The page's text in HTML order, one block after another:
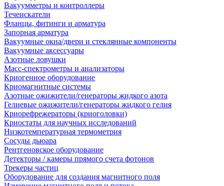
Вакуумметры и контроллеры
Течеискатели
Фланцы, фитинги и арматура
Запорная арматура
Вакуумные окна/двери и стеклянные компоненты
Вакуумные аксессуары
Азотные ловушки
Масс-спектрометры и анализаторы
Криогенное оборудование
Криомагнитные системы
Азотные ожижители/генераторы жидкого азота
Гелиевые ожижители/генераторы жидкого гелия
Криорефрежераторы (криоголовки)
Криостаты для научных исследований
Низкотемпературная термометрия
Сосуды дьюара
Рентгеновское оборудование
Детекторы / камеры прямого счета фотонов
Трекеры частиц
Оборудование для создания магнитного поля